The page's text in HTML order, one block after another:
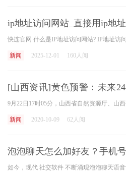
ip地址访问网站_直接用ip地
新闻 2025-12-01 160人阅
[山西资讯]黄色预警：未来
害风险
新闻 2020-10-09 62人阅
泡泡聊天怎么加好友？手机
交圈